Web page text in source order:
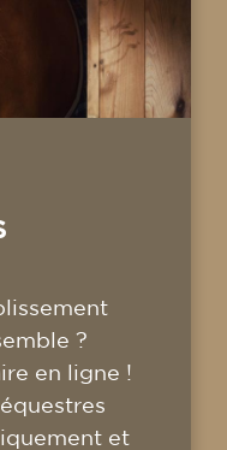
?
en ligne !
et